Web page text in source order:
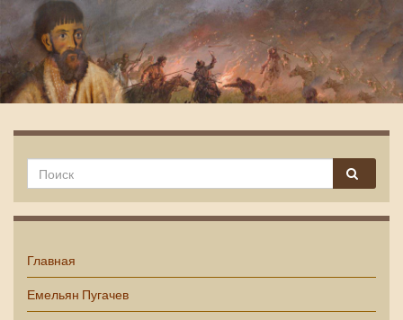
Емельян Пугачев
Главная
Емельян Пугачев